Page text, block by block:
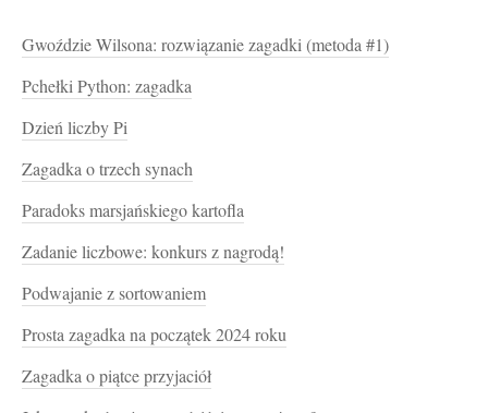
Gwoździe Wilsona: rozwiązanie zagadki (metoda #1)
Pchełki Python: zagadka
Dzień liczby Pi
Zagadka o trzech synach
Paradoks marsjańskiego kartofla
Zadanie liczbowe: konkurs z nagrodą!
Podwajanie z sortowaniem
Prosta zagadka na początek 2024 roku
Zagadka o piątce przyjaciół